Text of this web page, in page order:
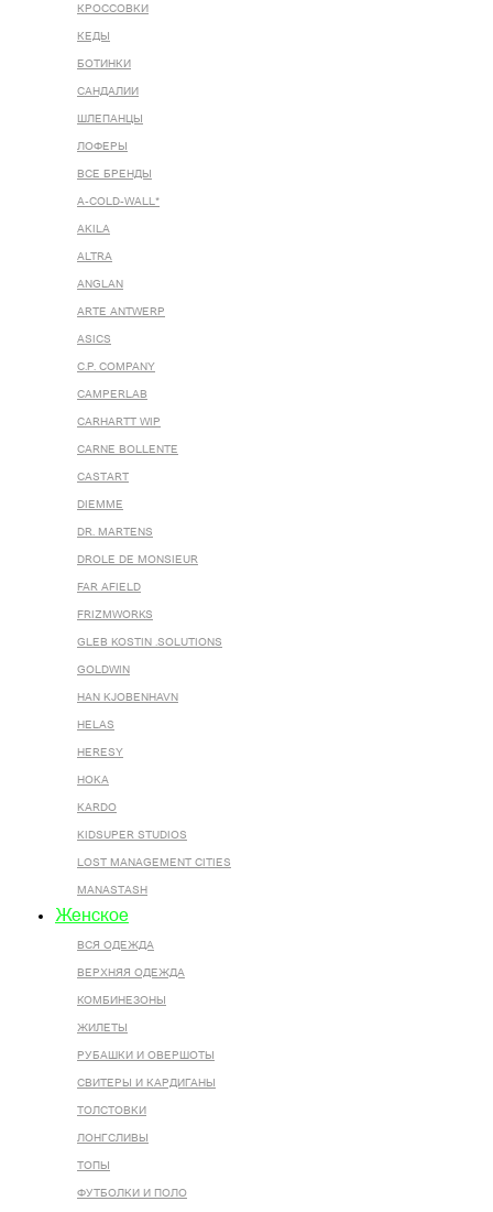
КРОССОВКИ
КЕДЫ
БОТИНКИ
САНДАЛИИ
ШЛЕПАНЦЫ
ЛОФЕРЫ
ВСЕ БРЕНДЫ
A-COLD-WALL*
AKILA
ALTRA
ANGLAN
ARTE ANTWERP
ASICS
C.P. COMPANY
CAMPERLAB
CARHARTT WIP
CARNE BOLLENTE
CASTART
DIEMME
DR. MARTENS
DROLE DE MONSIEUR
FAR AFIELD
FRIZMWORKS
GLEB KOSTIN .SOLUTIONS
GOLDWIN
HAN KJOBENHAVN
HELAS
HERESY
HOKA
KARDO
KIDSUPER STUDIOS
LOST MANAGEMENT CITIES
MANASTASH
Женское
ВСЯ ОДЕЖДА
ВЕРХНЯЯ ОДЕЖДА
КОМБИНЕЗОНЫ
ЖИЛЕТЫ
РУБАШКИ И ОВЕРШОТЫ
СВИТЕРЫ И КАРДИГАНЫ
ТОЛСТОВКИ
ЛОНГСЛИВЫ
ТОПЫ
ФУТБОЛКИ И ПОЛО